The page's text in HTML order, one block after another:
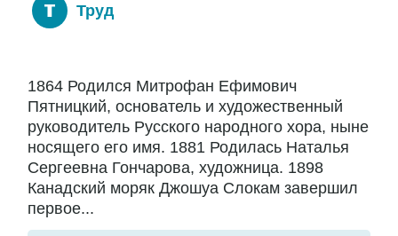
Труд
1864 Родился Митрофан Ефимович
Пятницкий, основатель и художественный
руководитель Русского народного хора, ныне
носящего его имя. 1881 Родилась Наталья
Сергеевна Гончарова, художница. 1898
Канадский моряк Джошуа Слокам завершил
первое...